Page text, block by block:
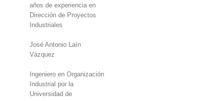
años de experiencia en
Dirección de Proyectos
Industriales
José Antonio Laín
Vázquez
Ingeniero en Organización
Industrial por la
Universidad de